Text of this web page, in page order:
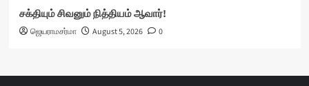
சக்தியும் சிவனும் நித்தியம் ஆவார்!
ஜெயராமசர்மா August 5, 2026 0